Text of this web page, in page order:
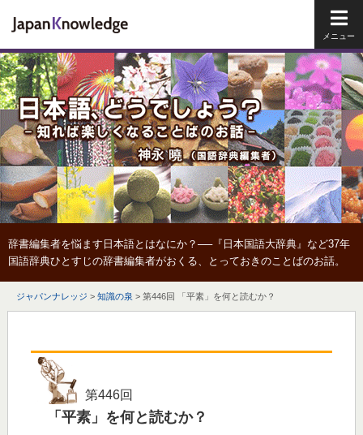
辞書編集者を悩ます日本語とはなにか？──『日本国語大辞典』など37年
国語辞典ひとすじの辞書編集者がおくる、とっておきのことばのお話。
ジャパンナレッジ > 知識の泉 > 第446回 「平素」を何と読むか？
第446回
「平素」を何と読むか？